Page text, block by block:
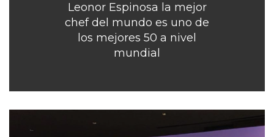
Leonor Espinosa la mejor
chef del mundo es uno de
los mejores 50 a nivel
mundial